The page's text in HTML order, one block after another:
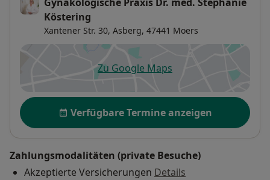
Gynäkologische Praxis Dr. med. Stephanie
Köstering
Xantener Str. 30, Asberg, 47441 Moers
Zu Google Mapsöffnet in einer neuen
Verfügbarkeit
Verfügbare Termine anzeigen
Zahlungsmodalitäten (private Besuche)
Akzeptierte Versicherungen Details